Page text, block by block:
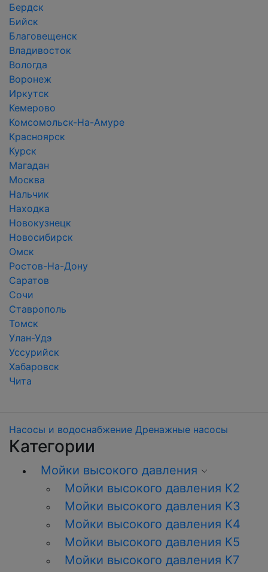
Бердск
Бийск
Благовещенск
Владивосток
Вологда
Воронеж
Иркутск
Кемерово
Комсомольск-На-Амуре
Красноярск
Курск
Магадан
Москва
Нальчик
Находка
Новокузнецк
Новосибирск
Омск
Ростов-На-Дону
Саратов
Сочи
Ставрополь
Томск
Улан-Удэ
Уссурийск
Хабаровск
Чита
Насосы и водоснабжение Дренажные насосы
Категории
Мойки высокого давления
Мойки высокого давления К2
Мойки высокого давления K3
Мойки высокого давления К4
Мойки высокого давления К5
Мойки высокого давления К7